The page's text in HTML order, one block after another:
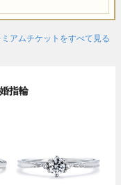
アムチケットをすべて見る
指輪